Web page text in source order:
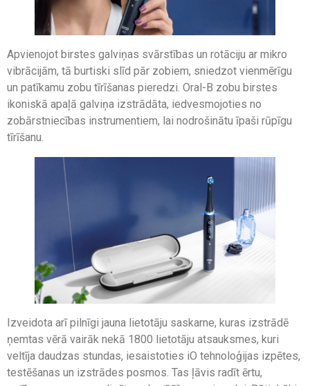
Apvienojot birstes galviņas svārstības un rotāciju ar mikro
vibrācijām, tā burtiski slīd pār zobiem, sniedzot vienmērīgu
un patīkamu zobu tīrīšanas pieredzi. Oral-B zobu birstes
ikoniskā apaļā galviņa izstrādāta, iedvesmojoties no
zobārstniecības instrumentiem, lai nodrošinātu īpaši rūpīgu
tīrīšanu.
Izveidota arī pilnīgi jauna lietotāju saskarne, kuras izstrādē
ņemtas vērā vairāk nekā 1800 lietotāju atsauksmes, kuri
veltīja daudzas stundas, iesaistoties iO tehnoloģijas izpētes,
testēšanas un izstrādes posmos. Tas ļāvis radīt ērtu,